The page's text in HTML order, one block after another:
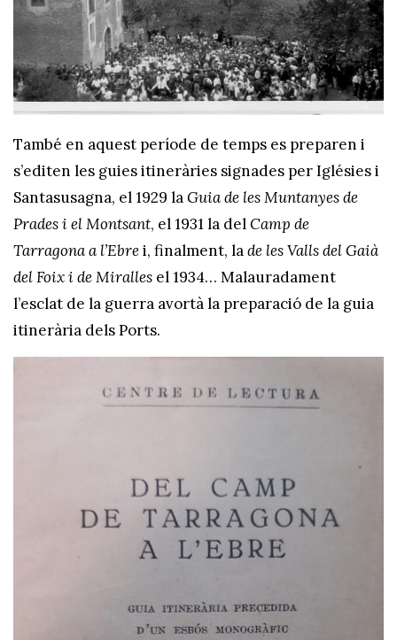
També en aquest període de temps es preparen i
s’editen les guies itineràries signades per Iglésies i
Santasusagna, el 1929 laGuia de les Muntanyes de
Prades i el Montsant, el 1931 la delCamp de
Tarragona a l’Ebrei, finalment, lade les Valls del Gaià
del Foix i de Miralles el 1934… Malauradament
l’esclat de la guerra avortà la preparació de la guia
itinerària dels Ports.